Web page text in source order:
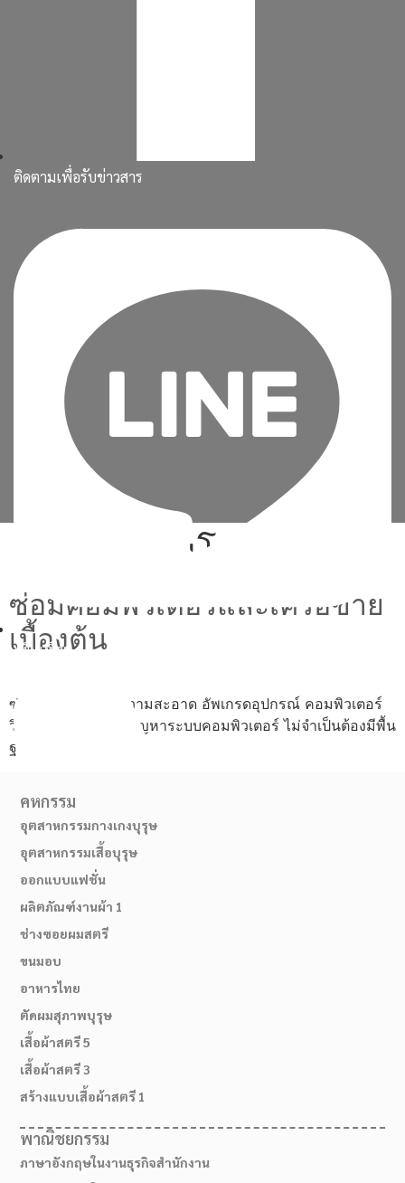
ติดตามเพื่อรับข่าวสาร
เพิ่มเพื่อน
02-514-1840
ลง วินโดว์ dell
ซ่อมคอมพิวเตอร์และเครือข่าย
เบื้องต้น
ซ่อม ประกอบ ทำความสะอาด อัพเกรดอุปกรณ์ คอมพิวเตอร์
วิเคราะห์และแก้ไขปัญหาระบบคอมพิวเตอร์ ไม่จำเป็นต้องมีพื้น
ฐาน
คหกรรม
อุตสาหกรรมกางเกงบุรุษ
อุตสาหกรรมเสื้อบุรุษ
ออกแบบแฟชั่น
ผลิตภัณฑ์งานผ้า 1
ช่างซอยผมสตรี
ขนมอบ
อาหารไทย
ตัดผมสุภาพบุรุษ
เสื้อผ้าสตรี 5
เสื้อผ้าสตรี 3
สร้างแบบเสื้อผ้าสตรี 1
พาณิชยกรรม
ภาษาอังกฤษในงานธุรกิจสำนักงาน